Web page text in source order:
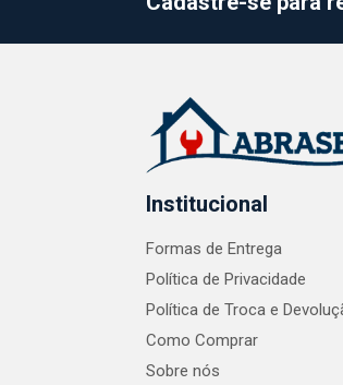
Institucional
Formas de Entrega
Política de Privacidade
Política de Troca e
Como Comprar
Sobre nós